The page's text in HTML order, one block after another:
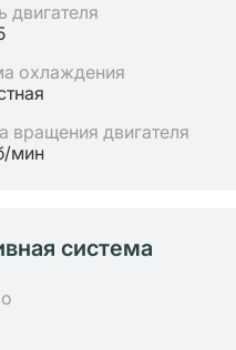
двигателя
охлаждения
вращения двигателя
мин
система